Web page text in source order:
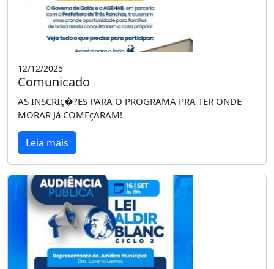
12/12/2025
Comunicado
AS INSCRIç�?ES PARA O PROGRAMA PRA TER ONDE
MORAR Já COMEçARAM!
Leia mais